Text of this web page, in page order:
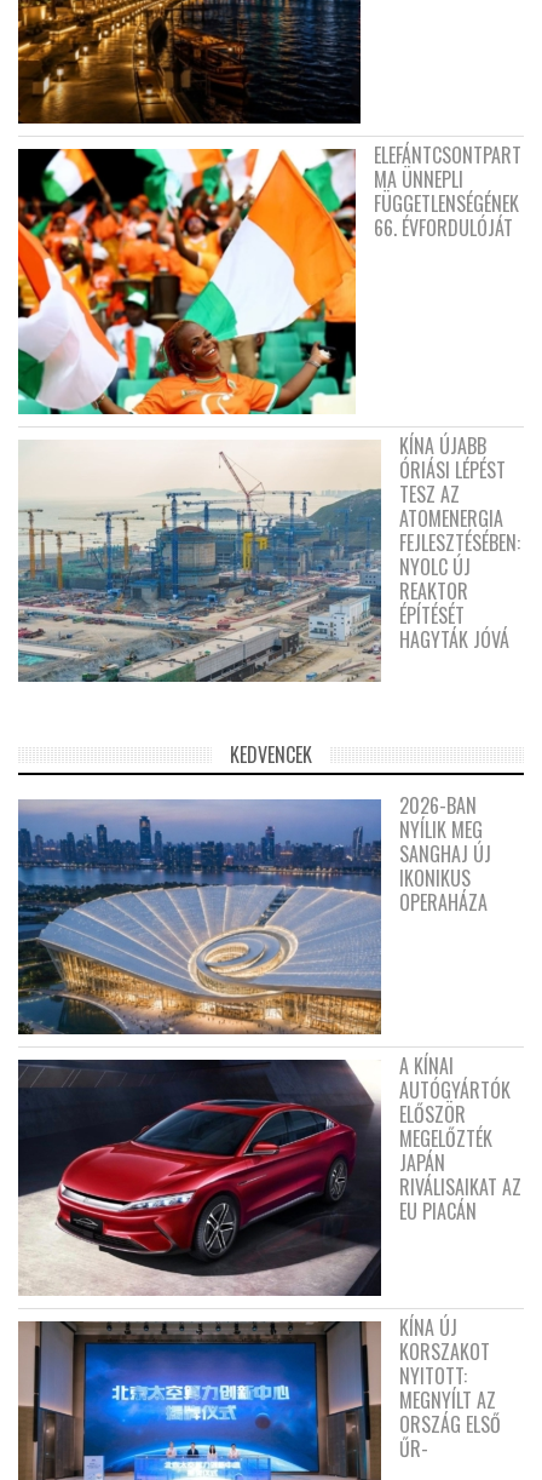
ELEFÁNTCSONTPART
MA ÜNNEPLI
FÜGGETLENSÉGÉNEK
66. ÉVFORDULÓJÁT
KÍNA ÚJABB
ÓRIÁSI LÉPÉST
TESZ AZ
ATOMENERGIA
FEJLESZTÉSÉBEN:
NYOLC ÚJ
REAKTOR
ÉPÍTÉSÉT
HAGYTÁK JÓVÁ
KEDVENCEK
2026-BAN
NYÍLIK MEG
SANGHAJ ÚJ
IKONIKUS
OPERAHÁZA
A KÍNAI
AUTÓGYÁRTÓK
ELŐSZÖR
MEGELŐZTÉK
JAPÁN
RIVÁLISAIKAT AZ
EU PIACÁN
KÍNA ÚJ
KORSZAKOT
NYITOTT:
MEGNYÍLT AZ
ORSZÁG ELSŐ
ŰR-